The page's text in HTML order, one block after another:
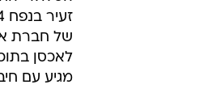
של חברת
מגיע עם